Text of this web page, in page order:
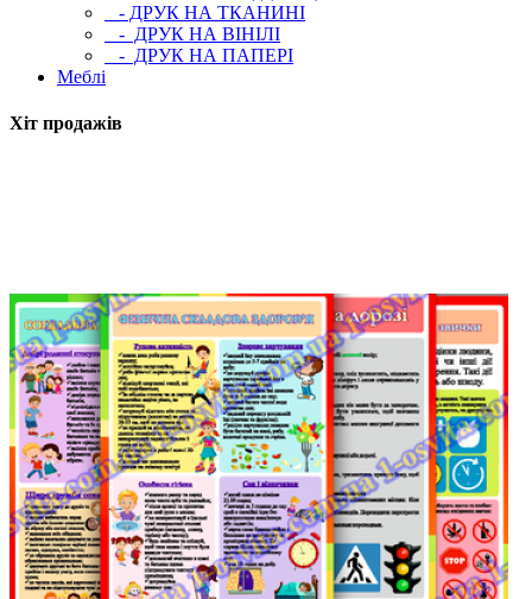
- ДРУК НА ТКАНИНІ
- ДРУК НА ВІНІЛІ
- ДРУК НА ПАПЕРІ
Меблі
Хіт продажів